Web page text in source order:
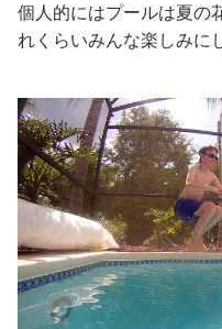
個人的にはプールは夏の
れくらいみんな楽しみに